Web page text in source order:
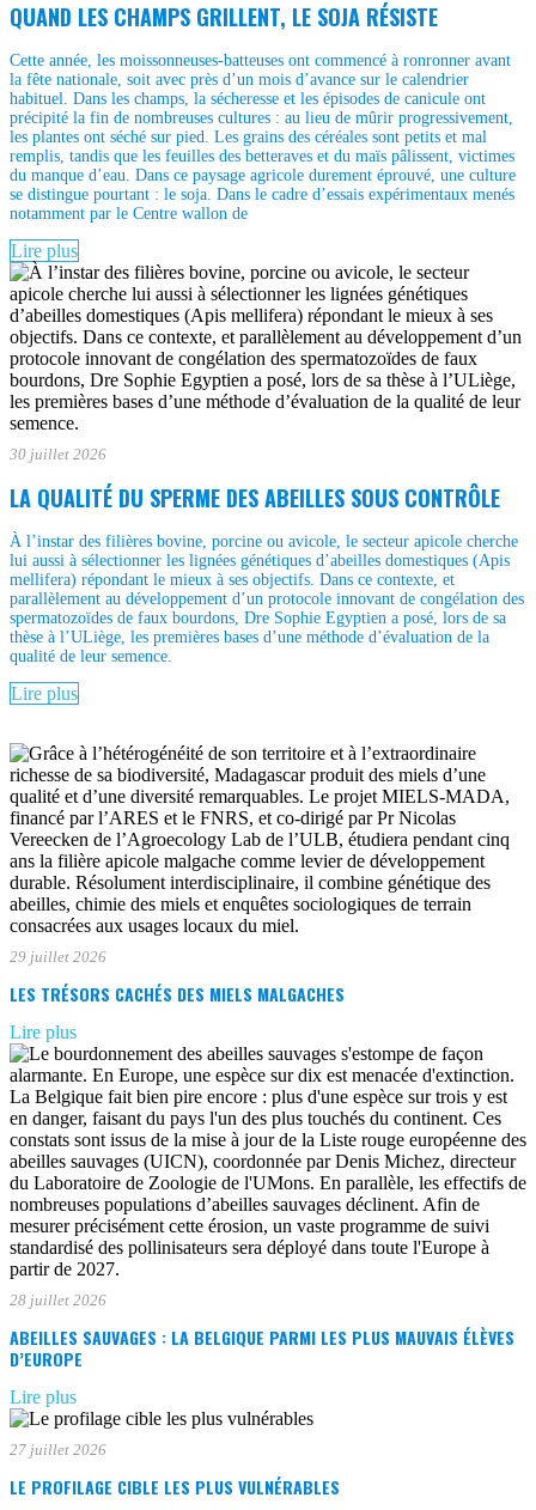
QUAND LES CHAMPS GRILLENT, LE SOJA RÉSISTE
Cette année, les moissonneuses-batteuses ont commencé à ronronner avant
la fête nationale, soit avec près d’un mois d’avance sur le calendrier
habituel. Dans les champs, la sécheresse et les épisodes de canicule ont
précipité la fin de nombreuses cultures : au lieu de mûrir progressivement,
les plantes ont séché sur pied. Les grains des céréales sont petits et mal
remplis, tandis que les feuilles des betteraves et du maïs pâlissent, victimes
du manque d’eau. Dans ce paysage agricole durement éprouvé, une culture
se distingue pourtant : le soja. Dans le cadre d’essais expérimentaux menés
notamment par le Centre wallon de
Lire plus
30 juillet 2026
LA QUALITÉ DU SPERME DES ABEILLES SOUS CONTRÔLE
À l’instar des filières bovine, porcine ou avicole, le secteur apicole cherche
lui aussi à sélectionner les lignées génétiques d’abeilles domestiques (Apis
mellifera) répondant le mieux à ses objectifs. Dans ce contexte, et
parallèlement au développement d’un protocole innovant de congélation des
spermatozoïdes de faux bourdons, Dre Sophie Egyptien a posé, lors de sa
thèse à l’ULiège, les premières bases d’une méthode d’évaluation de la
qualité de leur semence.
Lire plus
29 juillet 2026
LES TRÉSORS CACHÉS DES MIELS MALGACHES
Lire plus
28 juillet 2026
ABEILLES SAUVAGES : LA BELGIQUE PARMI LES PLUS MAUVAIS ÉLÈVES
D’EUROPE
Lire plus
27 juillet 2026
LE PROFILAGE CIBLE LES PLUS VULNÉRABLES